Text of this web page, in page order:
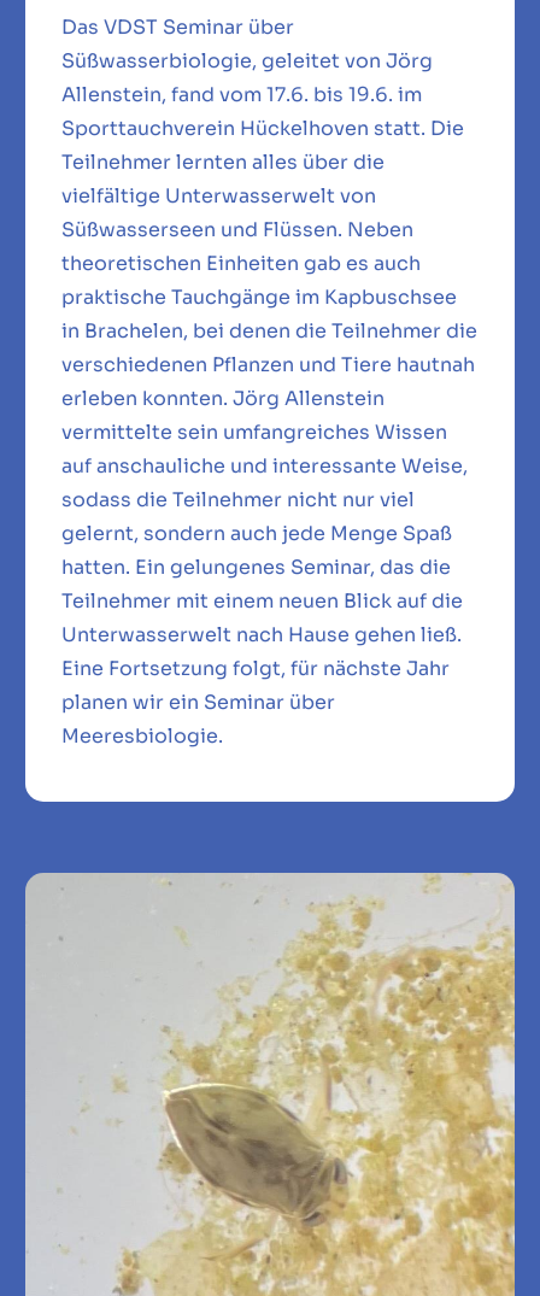
Das VDST Seminar über
Süßwasserbiologie, geleitet von Jörg
Allenstein, fand vom 17.6. bis 19.6. im
Sporttauchverein Hückelhoven statt. Die
Teilnehmer lernten alles über die
vielfältige Unterwasserwelt von
Süßwasserseen und Flüssen. Neben
theoretischen Einheiten gab es auch
praktische Tauchgänge im Kapbuschsee
in Brachelen, bei denen die Teilnehmer die
verschiedenen Pflanzen und Tiere hautnah
erleben konnten. Jörg Allenstein
vermittelte sein umfangreiches Wissen
auf anschauliche und interessante Weise,
sodass die Teilnehmer nicht nur viel
gelernt, sondern auch jede Menge Spaß
hatten. Ein gelungenes Seminar, das die
Teilnehmer mit einem neuen Blick auf die
Unterwasserwelt nach Hause gehen ließ.
Eine Fortsetzung folgt, für nächste Jahr
planen wir ein Seminar über
Meeresbiologie.